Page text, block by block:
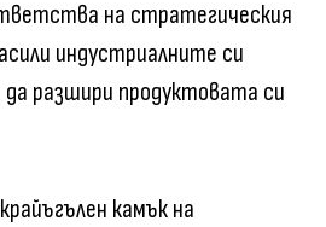
на стратегическия
индустриалните си
да разшири продуктовата си
камък на